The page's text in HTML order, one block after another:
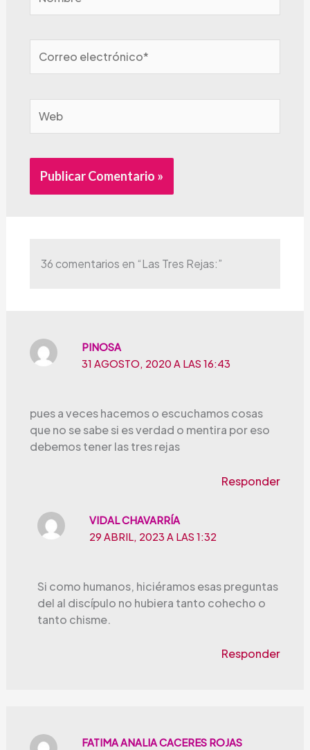
electrónico*
36 comentarios en “Las Tres Rejas:”
PINOSA
31 AGOSTO, 2020 A LAS 16:43
pues a veces hacemos o escuchamos cosas
que no se sabe si es verdad o mentira por eso
debemos tener las tres rejas
Responder
VIDAL CHAVARRÍA
29 ABRIL, 2023 A LAS 1:32
Si como humanos, hiciéramos esas preguntas
del al discípulo no hubiera tanto cohecho o
tanto chisme.
Responder
FATIMA ANALIA CACERES ROJAS